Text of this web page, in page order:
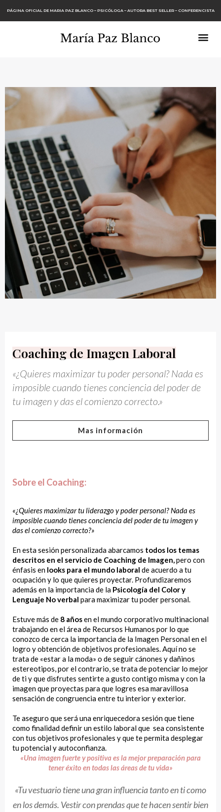
PÁGINA OFICIAL DE MARIA PAZ BLANCO – PSICÓLOGA – AUTORA BEST SELLER – CONFERENCISTA
Coaching de Imagen Laboral
«¿Quieres maximizar tu poder personal? Nada es
imposible cuando tienes conciencia del poder de
tu imagen y das el comienzo correcto.»
Mas información
Sobre el Coaching:
«¿Quieres maximizar tu liderazgo y poder personal? Nada es
imposible cuando tienes conciencia del poder de tu imagen y
das el comienzo correcto?»
En esta sesión personalizada abarcamos todos los temas
descritos en el servicio de Coaching de Imagen,pero con
énfasis en looks para el mundo laboral de acuerdo a tu
ocupación y lo que quieres proyectar. Profundizaremos
además en la importancia de la Psicología del Color y
Lenguaje No verbal para maximizar tu poder personal.
Estuve más de 8 añosen el mundo corporativo multinacional
trabajando en el área de Recursos Humanos por lo que
conozco de cerca la importancia de la Imagen Personal en el
logro y obtención de objetivos profesionales. Aquí no se
trata de «estar a la moda» o de seguir cánones y dañinos
estereotipos, por el contrario, se trata de potenciar lo mejor
de ti y que disfrutes sentirte a gusto contigo misma y con la
imagen que proyectas para que logres esa maravillosa
sensación de congruencia entre tu interior y exterior.
Te aseguro que será una enriquecedora sesión que tiene
como finalidad definir un estilo laboral que sea consistente
con tus objetivos profesionales y que te permita desplegar
tu potencial y autoconfianza.
«Una imagen fuerte y positiva es la mejor preparación para
tener éxito en todas las áreas de tu vida»
«Tu vestuario tiene una gran influencia tanto en ti como
en los demás. Vestir con prendas que te hacen sentir bien